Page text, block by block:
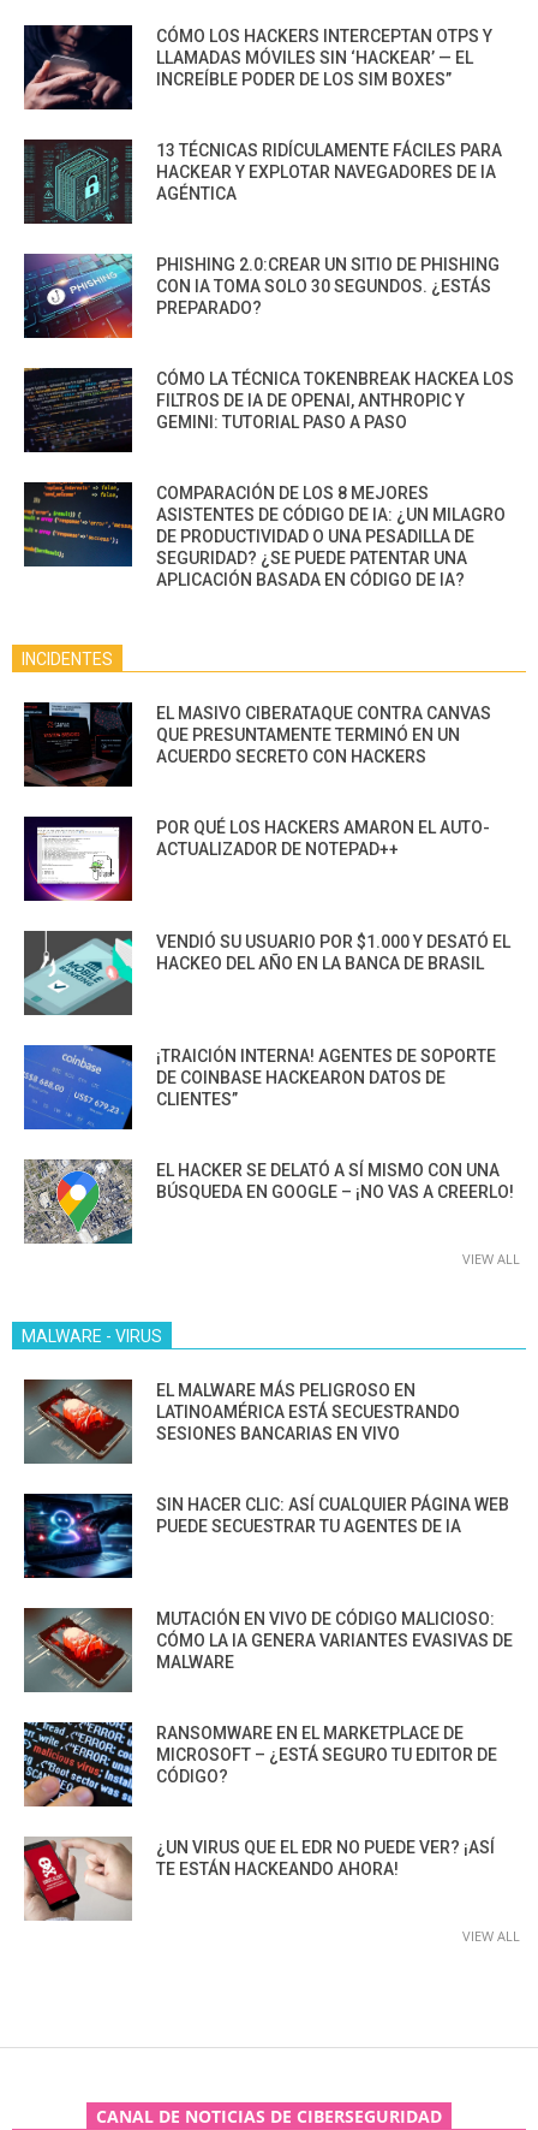
CÓMO LOS HACKERS INTERCEPTAN OTPS Y
LLAMADAS MÓVILES SIN ‘HACKEAR’ — EL
INCREÍBLE PODER DE LOS SIM BOXES”
13 TÉCNICAS RIDÍCULAMENTE FÁCILES PARA
HACKEAR Y EXPLOTAR NAVEGADORES DE IA
AGÉNTICA
PHISHING 2.0:CREAR UN SITIO DE PHISHING
CON IA TOMA SOLO 30 SEGUNDOS. ¿ESTÁS
PREPARADO?
CÓMO LA TÉCNICA TOKENBREAK HACKEA LOS
FILTROS DE IA DE OPENAI, ANTHROPIC Y
GEMINI: TUTORIAL PASO A PASO
COMPARACIÓN DE LOS 8 MEJORES
ASISTENTES DE CÓDIGO DE IA: ¿UN MILAGRO
DE PRODUCTIVIDAD O UNA PESADILLA DE
SEGURIDAD? ¿SE PUEDE PATENTAR UNA
APLICACIÓN BASADA EN CÓDIGO DE IA?
INCIDENTES
EL MASIVO CIBERATAQUE CONTRA CANVAS
QUE PRESUNTAMENTE TERMINÓ EN UN
ACUERDO SECRETO CON HACKERS
POR QUÉ LOS HACKERS AMARON EL AUTO-
ACTUALIZADOR DE NOTEPAD++
VENDIÓ SU USUARIO POR $1.000 Y DESATÓ EL
HACKEO DEL AÑO EN LA BANCA DE BRASIL
¡TRAICIÓN INTERNA! AGENTES DE SOPORTE
DE COINBASE HACKEARON DATOS DE
CLIENTES”
EL HACKER SE DELATÓ A SÍ MISMO CON UNA
BÚSQUEDA EN GOOGLE – ¡NO VAS A CREERLO!
VIEW ALL
MALWARE - VIRUS
EL MALWARE MÁS PELIGROSO EN
LATINOAMÉRICA ESTÁ SECUESTRANDO
SESIONES BANCARIAS EN VIVO
SIN HACER CLIC: ASÍ CUALQUIER PÁGINA WEB
PUEDE SECUESTRAR TU AGENTES DE IA
MUTACIÓN EN VIVO DE CÓDIGO MALICIOSO:
CÓMO LA IA GENERA VARIANTES EVASIVAS DE
MALWARE
RANSOMWARE EN EL MARKETPLACE DE
MICROSOFT – ¿ESTÁ SEGURO TU EDITOR DE
CÓDIGO?
¿UN VIRUS QUE EL EDR NO PUEDE VER? ¡ASÍ
TE ESTÁN HACKEANDO AHORA!
VIEW ALL
CANAL DE NOTICIAS DE CIBERSEGURIDAD